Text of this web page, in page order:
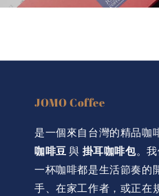
JOMO Coffee
是一個來自台灣的精品咖
咖啡豆 與 掛耳咖啡包。
一杯咖啡都是生活節奏的
手、在家工作者，或正在